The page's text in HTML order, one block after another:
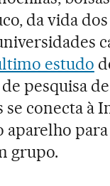
da vida
estudo
pesquisa
se conecta à
aparelho
grupo.